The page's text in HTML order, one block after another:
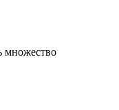
множество